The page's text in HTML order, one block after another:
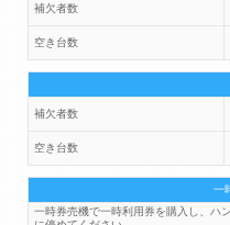
補欠者数
空き台数
補欠者数
空き台数
一
一時券売機で一時利用券を購入し、ハ